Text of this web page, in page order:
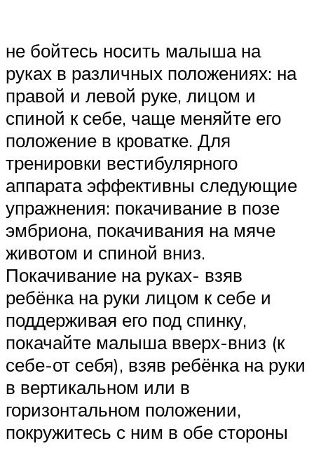
не бойтесь носить малыша на
руках в различных положениях: на
правой и левой руке, лицом и
спиной к себе, чаще меняйте его
положение в кроватке. Для
тренировки вестибулярного
аппарата эффективны следующие
упражнения: покачивание в позе
эмбриона, покачивания на мяче
животом и спиной вниз.
Покачивание на руках- взяв
ребёнка на руки лицом к себе и
поддерживая его под спинку,
покачайте малыша вверх-вниз (к
себе-от себя), взяв ребёнка на руки
в вертикальном или в
горизонтальном положении,
покружитесь с ним в обе стороны